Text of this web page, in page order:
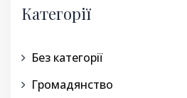
Категорії
Без категорії
Громадянство